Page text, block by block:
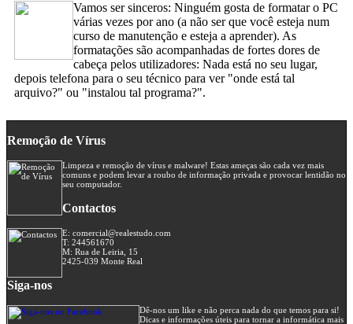
Vamos ser sinceros: Ninguém gosta de formatar o PC
várias vezes por ano (a não ser que você esteja num
curso de manutenção e esteja a aprender). As
formatações são acompanhadas de fortes dores de
cabeça pelos utilizadores: Nada está no seu lugar,
depois telefona para o seu técnico para ver "onde está tal
arquivo?" ou "instalou tal programa?".
Remoção de Vírus
Limpeza e remoção de vírus e malware! Estas ameças são cada vez mais
comuns e podem levar a roubo de informação privada e provocar lentidão no
seu computador.
Contactos
E: comercial@realestudo.com
T: 244561670
M: Rua de Leiria, 15
2425-039 Monte Real
Siga-nos
Dê-nos um like e não perca nada do que temos para si!
Dicas e informações úteis para tornar a informática mais